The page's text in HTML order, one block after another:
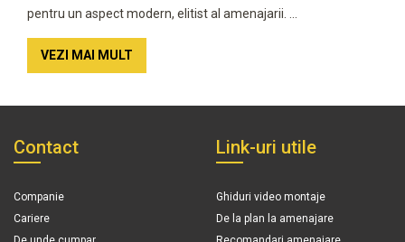
pentru un aspect modern, elitist al amenajarii. ...
VEZI MAI MULT
Contact
Companie
Cariere
Link-uri utile
Ghiduri video montaje
De la plan la amenajare